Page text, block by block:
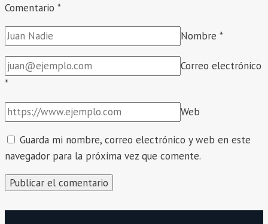
Comentario *
Nombre *
Correo electrónico
*
Web
Guarda mi nombre, correo electrónico y web en este
navegador para la próxima vez que comente.